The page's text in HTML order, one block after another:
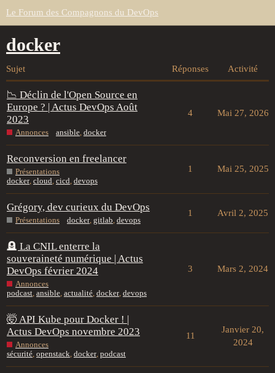
Le Forum des Compagnons du DevOps
docker
Sujet Réponses Activité
📉 Déclin de l'Open Source en
Europe ? | Actus DevOps Août
2023
Annonces ansible, docker
4 Mai 27, 2026
Reconversion en freelancer
Présentations
docker, cloud, cicd, devops
1 Mai 25, 2025
Grégory, dev curieux du DevOps
Présentations docker, gitlab, devops
1 Avril 2, 2025
🪦 La CNIL enterre la
souveraineté numérique | Actus
DevOps février 2024
Annonces
podcast, ansible, actualité, docker, devops
3 Mars 2, 2024
🤯 API Kube pour Docker ! |
Actus DevOps novembre 2023
Annonces
sécurité, openstack, docker, podcast
11
Janvier 20,
2024